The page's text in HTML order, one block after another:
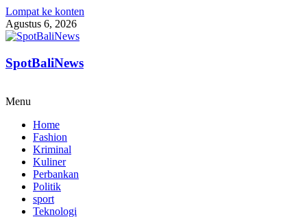
Lompat ke konten
Agustus 6, 2026
SpotBaliNews
Menu
Home
Fashion
Kriminal
Kuliner
Perbankan
Politik
sport
Teknologi